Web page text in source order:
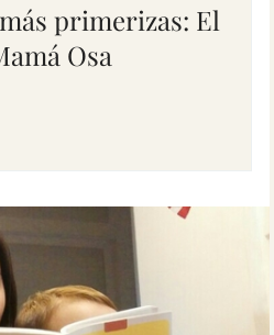
primerizas: El
Osa